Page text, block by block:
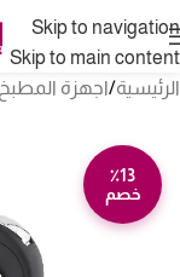
Skip to navigation
Skip to main content
الرئيسية/اجهزة المطبخ
٪13
خصم